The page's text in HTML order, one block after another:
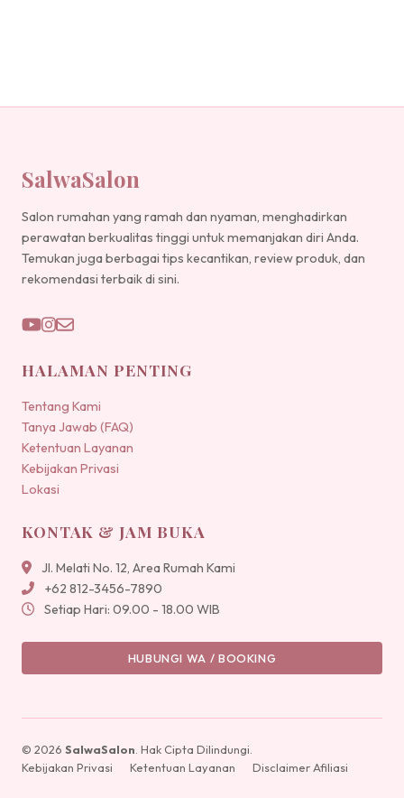
SalwaSalon
Salon rumahan yang ramah dan nyaman, menghadirkan
perawatan berkualitas tinggi untuk memanjakan diri Anda.
Temukan juga berbagai tips kecantikan, review produk, dan
rekomendasi terbaik di sini.
HALAMAN PENTING
Tentang Kami
Tanya Jawab (FAQ)
Ketentuan Layanan
Kebijakan Privasi
Lokasi
KONTAK & JAM BUKA
Jl. Melati No. 12, Area Rumah Kami
+62 812-3456-7890
Setiap Hari: 09.00 - 18.00 WIB
HUBUNGI WA / BOOKING
© 2026 SalwaSalon . Hak Cipta Dilindungi.
Kebijakan Privasi
Ketentuan Layanan Disclaimer Afiliasi